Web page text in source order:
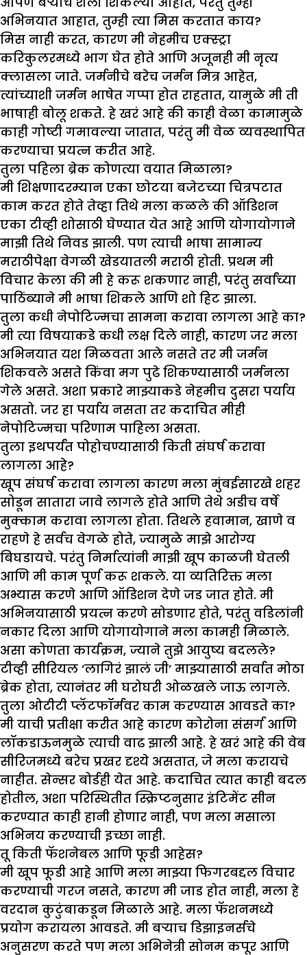
अभिनयात आहात, तुम्ही त्या मिस करतात काय?
मिस नाही करत, कारण मी नेहमीच एक्स्ट्रा
करिकुलरमध्ये भाग घेत होते आणि अजूनही मी नृत्य
क्लासला जाते. जर्मनीचे बरेच जर्मन मित्र आहेत,
त्यांच्याशी जर्मन भाषेत गप्पा होत राहतात, यामुळे मी ती
भाषाही बोलू शकते. हे खरं आहे की काही वेळा कामामुळे
काही गोष्टी गमावल्या जातात, परंतु मी वेळ व्यवस्थापित
करण्याचा प्रयत्न करीत आहे.
तुला पहिला ब्रेक कोणत्या वयात मिळाला?
मी शिक्षणादरम्यान एका छोटया बजेटच्या चित्रपटात
काम करत होते तेव्हा तिथे मला कळले की ऑडिशन
एका टीव्ही शोसाठी घेण्यात येत आहे आणि योगायोगाने
माझी तिथे निवड झाली. पण त्याची भाषा सामान्य
मराठीपेक्षा वेगळी खेडयातली मराठी होती. प्रथम मी
विचार केला की मी हे करू शकणार नाही, परंतु सर्वांच्या
पाठिंब्याने मी भाषा शिकले आणि शो हिट झाला.
तुला कधी नेपोटिज्मचा सामना करावा लागला आहे का?
मी त्या विषयाकडे कधी लक्ष दिले नाही, कारण जर मला
अभिनयात यश मिळवता आले नसते तर मी जर्मन
शिकवले असते किंवा मग पुढे शिकण्यासाठी जर्मनला
गेले असते. अशा प्रकारे माझ्याकडे नेहमीच दुसरा पर्याय
असतो. जर हा पर्याय नसता तर कदाचित मीही
नेपोटिज्मचा परिणाम पाहिला असता.
तुला इथपर्यंत पोहोचण्यासाठी किती संघर्ष करावा
लागला आहे?
खूप संघर्ष करावा लागला कारण मला मुंबईसारखे शहर
सोडून सातारा जावे लागले होते आणि तेथे अडीच वर्षे
मुक्काम करावा लागला होता. तिथले हवामान, खाणे व
राहणे हे सर्वच वेगळे होते, ज्यामुळे माझे आरोग्य
बिघडायचे. परंतु निर्मात्यांनी माझी खूप काळजी घेतली
आणि मी काम पूर्ण करू शकले. या व्यतिरिक्त मला
अभ्यास करणे आणि ऑडिशन देणे जड जात होते. मी
अभिनयासाठी प्रयत्न करणे सोडणार होते, परंतु वडिलांनी
नकार दिला आणि योगायोगाने मला कामही मिळाले.
असा कोणता कार्यक्रम, ज्याने तुझेआयुष्य बदलले?
टीव्ही सीरियल ‘लागिरं झालं जी’ माझ्यासाठी सर्वात मोठा
ब्रेक होता, त्यानंतर मी घरोघरी ओळखले जाऊ लागले.
तुला ओटीटी प्लॅटफॉर्मवर काम करण्यास आवडते का?
मी याची प्रतीक्षा करीत आहे कारण कोरोना संसर्ग आणि
लॉकडाऊनमुळे त्याची वाढ झाली आहे. हे खरं आहे की वेब
सीरिजमध्ये बरेच प्रखर दृश्ये असतात, जे मला करायचे
नाहीत. सेन्सर बोर्डही येत आहे. कदाचित त्यात काही बदल
होतील, अशा परिस्थितीत स्क्रिप्टनुसार इंटिमेंट सीन
करण्यात काही हानी होणार नाही, पण मला मसाला
अभिनय करण्याची इच्छा नाही.
तू किती फॅशनेबल आणि फूडी आहेस?
मी खूप फूडी आहे आणि मला माझ्या फिगरबद्दल विचार
करण्याची गरज नसते, कारण मी जाड होत नाही, मला हे
वरदान कुटुंबाकडून मिळाले आहे. मला फॅशनमध्ये
प्रयोग करायला आवडते. मी बऱ्याच डिझाइनर्सचे
अनुसरण करते पण मला अभिनेत्री सोनम कपूर आणि